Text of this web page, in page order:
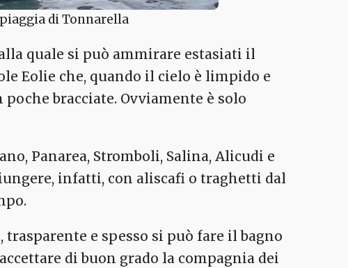
di Tonnarella
quale si può ammirare estasiati il
Eolie che, quando il cielo è limpido e
bracciate. Ovviamente è solo
Panarea, Stromboli, Salina, Alicudi e
infatti, con aliscafi o traghetti dal
e spesso si può fare il bagno
di buon grado la compagnia dei